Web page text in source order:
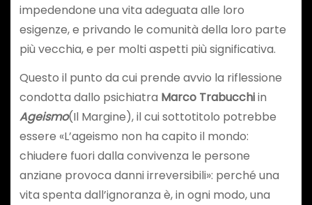
impedendone una vita adeguata alle loro
esigenze, e privando le comunità della loro parte
più vecchia, e per molti aspetti più significativa.
Questo il punto da cui prende avvio la riflessione
condotta dallo psichiatra Marco Trabucchiin
Ageismo(Il Margine), il cui sottotitolo potrebbe
essere «L’ageismo non ha capito il mondo:
chiudere fuori dalla convivenza le persone
anziane provoca danni irreversibili»: perché una
vita spenta dall’ignoranza è, in ogni modo, una